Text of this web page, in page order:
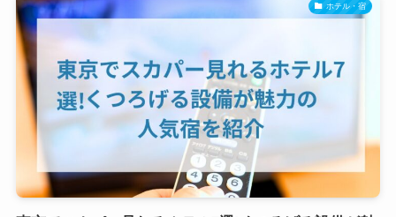
ホテル・宿